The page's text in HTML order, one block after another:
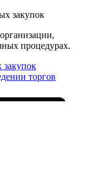
закупок
процедурах.
закупок
торгов